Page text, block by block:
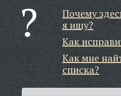
Почему
я ищу?
Как
Как мне
списка?